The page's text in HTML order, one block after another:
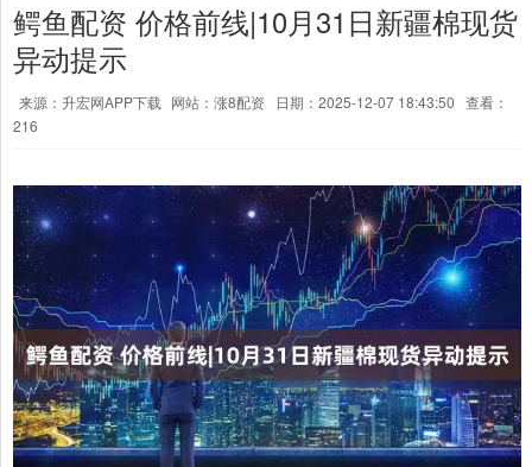
鳄鱼配资 价格前线|10月31日新疆棉现货
异动提示
来源：升宏网APP下载 网站：涨8配资 日期：2025-12-07 18:43:50 查看：
216